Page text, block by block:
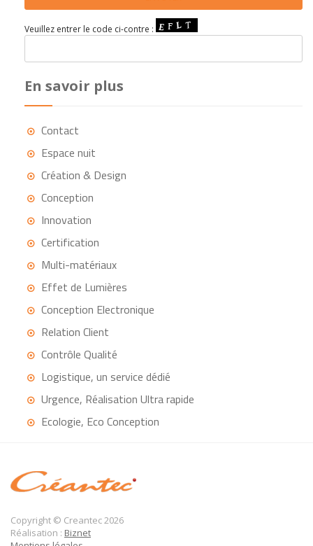
Veuillez entrer le code ci-contre :
En savoir plus
Contact
Espace nuit
Création & Design
Conception
Innovation
Certification
Multi-matériaux
Effet de Lumières
Conception Electronique
Relation Client
Contrôle Qualité
Logistique, un service dédié
Urgence, Réalisation Ultra rapide
Ecologie, Eco Conception
Copyright © Creantec 2026
Réalisation : Biznet